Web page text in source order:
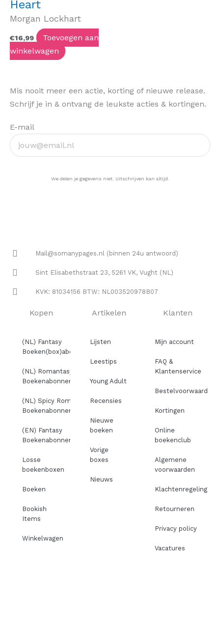
Heart
Morgan Lockhart
€16,99
Toevoegen aan
winkelwagen
Mis nooit meer een actie, korting of nieuwe release.
Schrijf je in & ontvang de leukste acties & kortingen.
E-mail
We delen je gegevens niet. Uitschrijven kan altijd.
Mail@somanypages.nl (binnen 24u antwoord)
Sint Elisabethstraat 23, 5261 VK, Vught (NL)
KVK: 81034156 BTW: NL003520978B07
Kopen
(NL) Fantasy
Boeken(box)abonnement
(NL) Romantasy
Boekenabonnement
(NL) Spicy Romance
Boekenabonnement
(EN) Fantasy
Boekenabonnement
Losse
boekenboxen
Boeken
Bookish
Items
Winkelwagen
Artikelen
Lijsten
Leestips
Young Adult
Recensies
Nieuwe
boeken
Vorige
boxes
Nieuws
Klanten
Mijn account
FAQ &
Klantenservice
Bestelvoorwaarden
Kortingen
Online
boekenclub
Algemene
voorwaarden
Klachtenregeling
Retourneren
Privacy policy
Vacatures